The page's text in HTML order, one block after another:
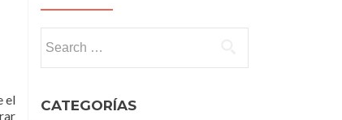
el
for:
CATEGORÍAS